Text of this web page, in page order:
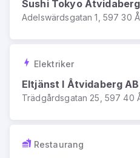
Sushi Tokyo Åtvidaberg
Adelswärdsgatan 1, 597 30
Elektriker
Eltjänst I Åtvidaberg AB
Trädgårdsgatan 25, 597 40
Restaurang